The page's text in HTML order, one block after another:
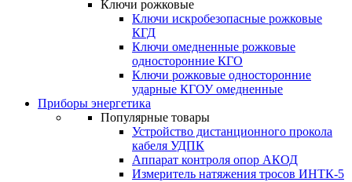
Ключи рожковые
Ключи искробезопасные рожковые
КГД
Ключи омедненные рожковые
односторонние КГО
Ключи рожковые односторонние
ударные КГОУ омедненные
Приборы энергетика
Популярные товары
Устройство дистанционного прокола
кабеля УДПК
Аппарат контроля опор АКОД
Измеритель натяжения тросов ИНТК-5